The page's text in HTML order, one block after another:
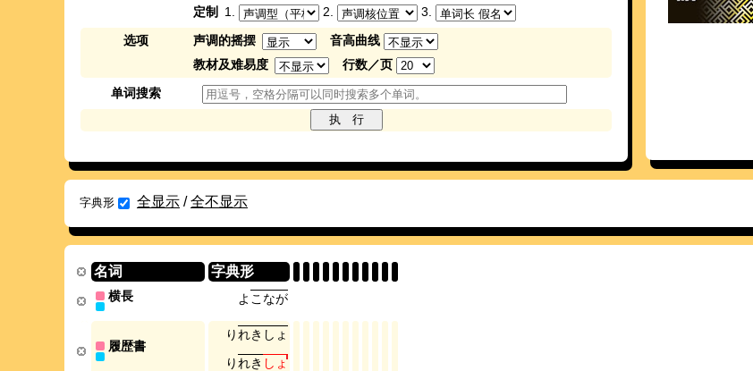
定制
1. 2.
3.
选项
声调的摇摆
音高曲线
教材及难易度
行数／页
单词搜索
字典形 全显示 /全不显示
名词 字典形
横長 よ こ なが
履歴書
りれき し ょ
りれき し ょ